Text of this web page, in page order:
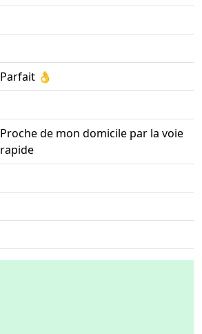
Parfait 👌
Proche de mon domicile par la voie
rapide